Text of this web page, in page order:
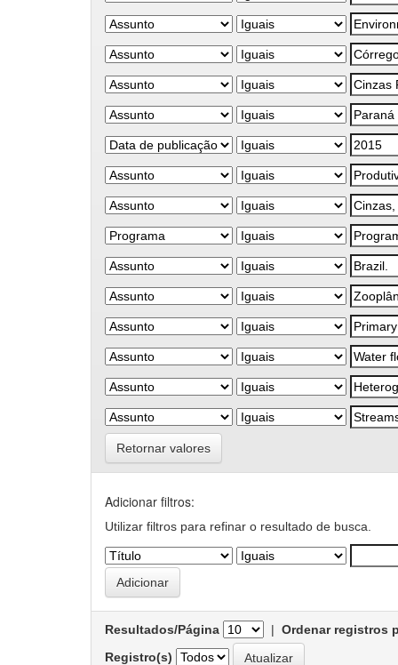
Retornar valores
Adicionar filtros:
Utilizar filtros para refinar o resultado de busca.
Resultados/Página | Ordenar registros
Registro(s)